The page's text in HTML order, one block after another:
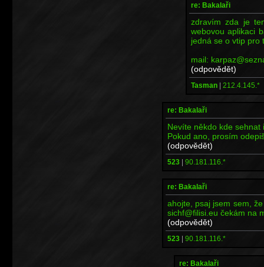
re: Bakalaři
zdravím zda je
webovou aplikaci
jedná se o vtip pro
mail:
(odpovědět)
Tasman | 212.4.145.*
re: Bakalaři
Nevíte někdo kde
Pokud ano, prosím
(odpovědět)
523 | 90.181.116.*
re: Bakalaři
ahojte, psaj jsem sem,
sichf@filisi.eu čekám na
(odpovědět)
523 | 90.181.116.*
re: Bakalaři